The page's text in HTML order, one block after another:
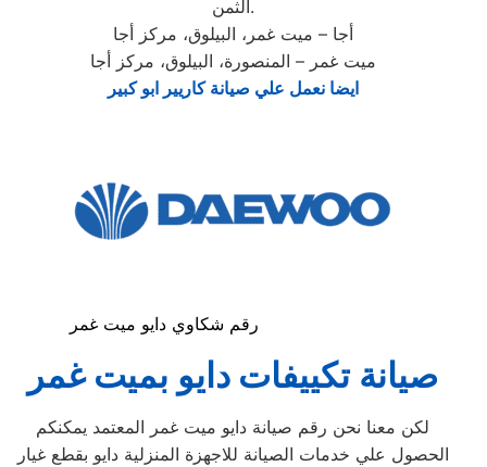
الثمن.
أجا – ميت غمر، البيلوق، مركز أجا
ميت غمر – المنصورة، البيلوق، مركز أجا
ايضا نعمل علي صيانة كاريير ابو كبير
رقم شكاوي دايو ميت غمر
صيانةتكييفات دايو بميت غمر
لكن معنا نحن رقم صيانة دايو ميت غمر المعتمد يمكنكم
الحصول علي خدمات الصيانة للاجهزة المنزلية دايو بقطع غيار